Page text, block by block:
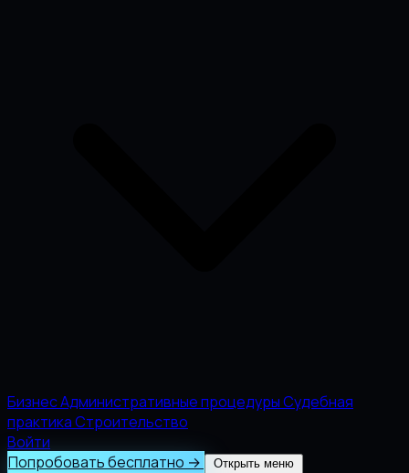
БизнесАдминистративные процедурыСудебная
практикаСтроительство
Войти
Попробовать бесплатно → Открыть меню